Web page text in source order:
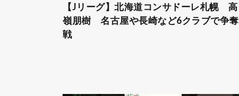
【Jリーグ】北海道コンサドーレ札幌 高
嶺朋樹 名古屋や長崎など6クラブで争奪
戦